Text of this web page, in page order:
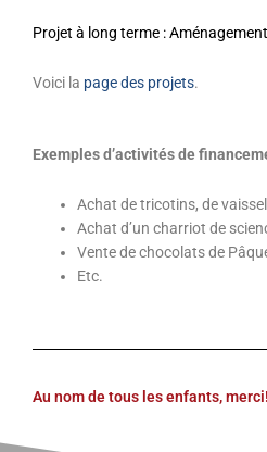
Projet à long terme :
Voici la page des projets.
Exemples d’activités de
Achat de tricotins, de
Achat d’un charriot de
Vente de chocolats de
Etc.
Au nom de tous les enfants, merci!